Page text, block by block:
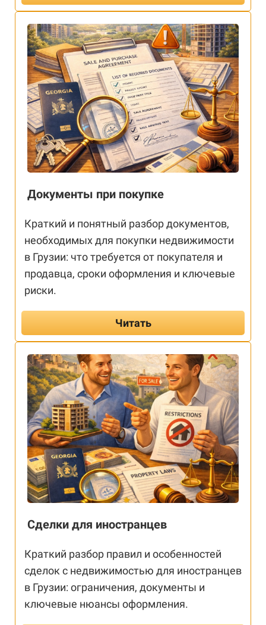
Документы при покупке
Краткий и понятный разбор документов,
необходимых для покупки недвижимости
в Грузии: что требуется от покупателя и
продавца, сроки оформления и ключевые
риски.
Читать
Сделки для иностранцев
Краткий разбор правил и особенностей
сделок с недвижимостью для иностранцев
в Грузии: ограничения, документы и
ключевые нюансы оформления.